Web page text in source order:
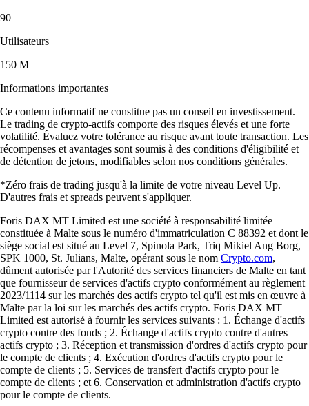
90
Utilisateurs
150 M
Informations importantes
Ce contenu informatif ne constitue pas un conseil en investissement.
Le trading de crypto-actifs comporte des risques élevés et une forte
volatilité. Évaluez votre tolérance au risque avant toute transaction. Les
récompenses et avantages sont soumis à des conditions d'éligibilité et
de détention de jetons, modifiables selon nos conditions générales.
*Zéro frais de trading jusqu'à la limite de votre niveau Level Up.
D'autres frais et spreads peuvent s'appliquer.
Foris DAX MT Limited est une société à responsabilité limitée
constituée à Malte sous le numéro d'immatriculation C 88392 et dont le
siège social est situé au Level 7, Spinola Park, Triq Mikiel Ang Borg,
SPK 1000, St. Julians, Malte, opérant sous le nom Crypto.com,
dûment autorisée par l'Autorité des services financiers de Malte en tant
que fournisseur de services d'actifs crypto conformément au règlement
2023/1114 sur les marchés des actifs crypto tel qu'il est mis en œuvre à
Malte par la loi sur les marchés des actifs crypto. Foris DAX MT
Limited est autorisé à fournir les services suivants : 1. Échange d'actifs
crypto contre des fonds ; 2. Échange d'actifs crypto contre d'autres
actifs crypto ; 3. Réception et transmission d'ordres d'actifs crypto pour
le compte de clients ; 4. Exécution d'ordres d'actifs crypto pour le
compte de clients ; 5. Services de transfert d'actifs crypto pour le
compte de clients ; et 6. Conservation et administration d'actifs crypto
pour le compte de clients.